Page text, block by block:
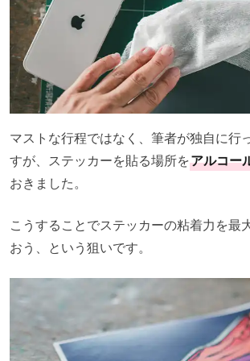
マストな行程ではなく、筆者が独自に行
すが、ステッカーを貼る場所をアルコー
おきました。
こうすることでステッカーの粘着力を最
おう、という狙いです。